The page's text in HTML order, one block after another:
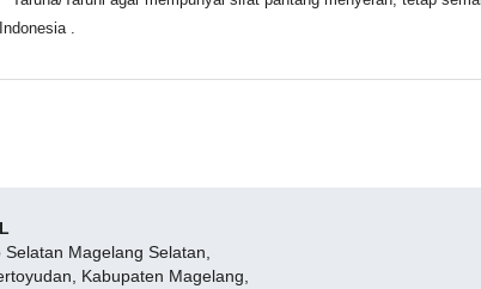
.
Magelang Selatan,
Kabupaten Magelang,